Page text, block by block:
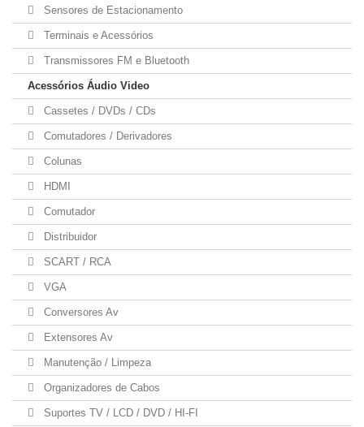
Sensores de Estacionamento
Terminais e Acessórios
Transmissores FM e Bluetooth
Acessórios Áudio Video
Cassetes / DVDs / CDs
Comutadores / Derivadores
Colunas
HDMI
Comutador
Distribuidor
SCART / RCA
VGA
Conversores Av
Extensores Av
Manutenção / Limpeza
Organizadores de Cabos
Suportes TV / LCD / DVD / HI-FI